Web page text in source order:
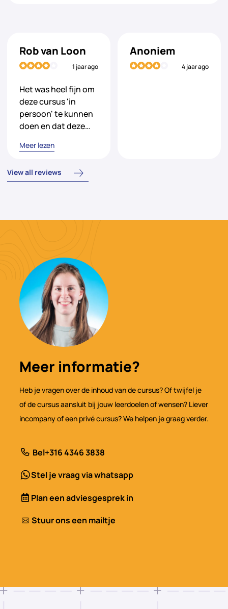
Rob van Loon
1 jaar ago
Het was heel fijn om
deze cursus 'in
persoon' te kunnen
doen en dat deze…
Meer lezen
Anoniem
4 jaar ago
View all reviews
Meer informatie?
Heb je vragen over de inhoud van de cursus? Of twijfel je
of de cursus aansluit bij jouw leerdoelen of wensen? Liever
incompany of een privé cursus? We helpen je graag verder.
Bel+316 4346 3838
Stel je vraag via whatsapp
Plan een adviesgesprek in
Stuur ons een mailtje